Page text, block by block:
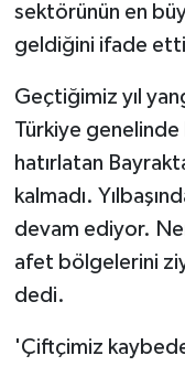
sektörünün en
geldiğini ifade
Geçtiğimiz yıl
Türkiye genelinde
hatırlatan
kalmadı.
devam ediyor.
afet bölgelerini
dedi.
'Çiftçimiz